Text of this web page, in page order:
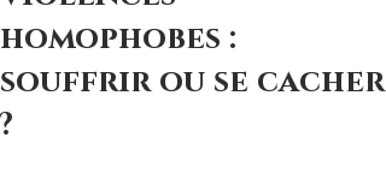
homophobes :
souffrir ou se cacher
?